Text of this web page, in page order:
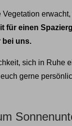
für einen
bei uns.
sich in Ruhe
gerne